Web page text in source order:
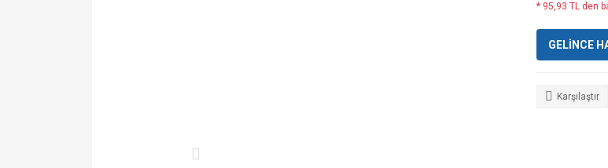
* 95,93 TL den
GELİNCE
Karşılaştır